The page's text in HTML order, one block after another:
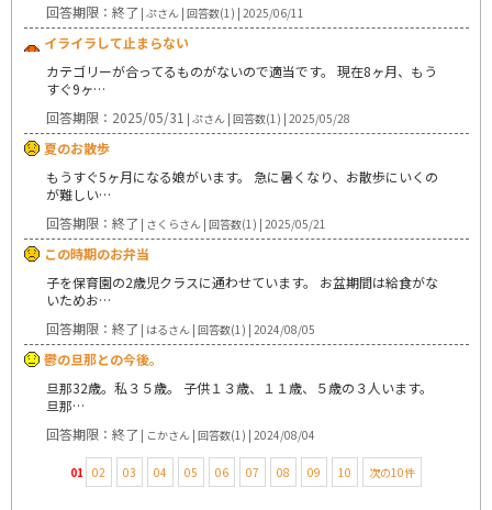
回答期限：終了 | ぷさん | 回答数(1) | 2025/06/11
イライラして止まらない
カテゴリーが合ってるものがないので適当です。 現在8ヶ月、もう
すぐ9ヶ…
回答期限：2025/05/31 | ぷさん | 回答数(1) | 2025/05/28
夏のお散歩
もうすぐ5ヶ月になる娘がいます。 急に暑くなり、お散歩にいくの
が難しい…
回答期限：終了 | さくらさん | 回答数(1) | 2025/05/21
この時期のお弁当
子を保育園の2歳児クラスに通わせています。 お盆期間は給食がな
いためお…
回答期限：終了 | はるさん | 回答数(1) | 2024/08/05
鬱の旦那との今後。
旦那32歳。私３５歳。 子供１３歳、１１歳、５歳の３人います。
旦那…
回答期限：終了 | こかさん | 回答数(1) | 2024/08/04
01 02 03 04 05 06 07 08 09 10 次の10件